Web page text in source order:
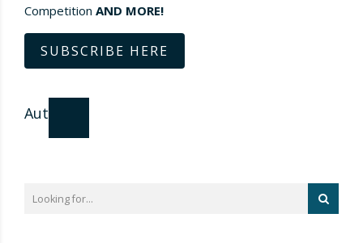
Competition AND MORE!
SUBSCRIBE HERE
Author